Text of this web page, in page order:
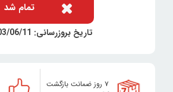
تمام شد
تاریخ بروزرسانی: 1403/06/11
۷ روز ضمانت بازگشت